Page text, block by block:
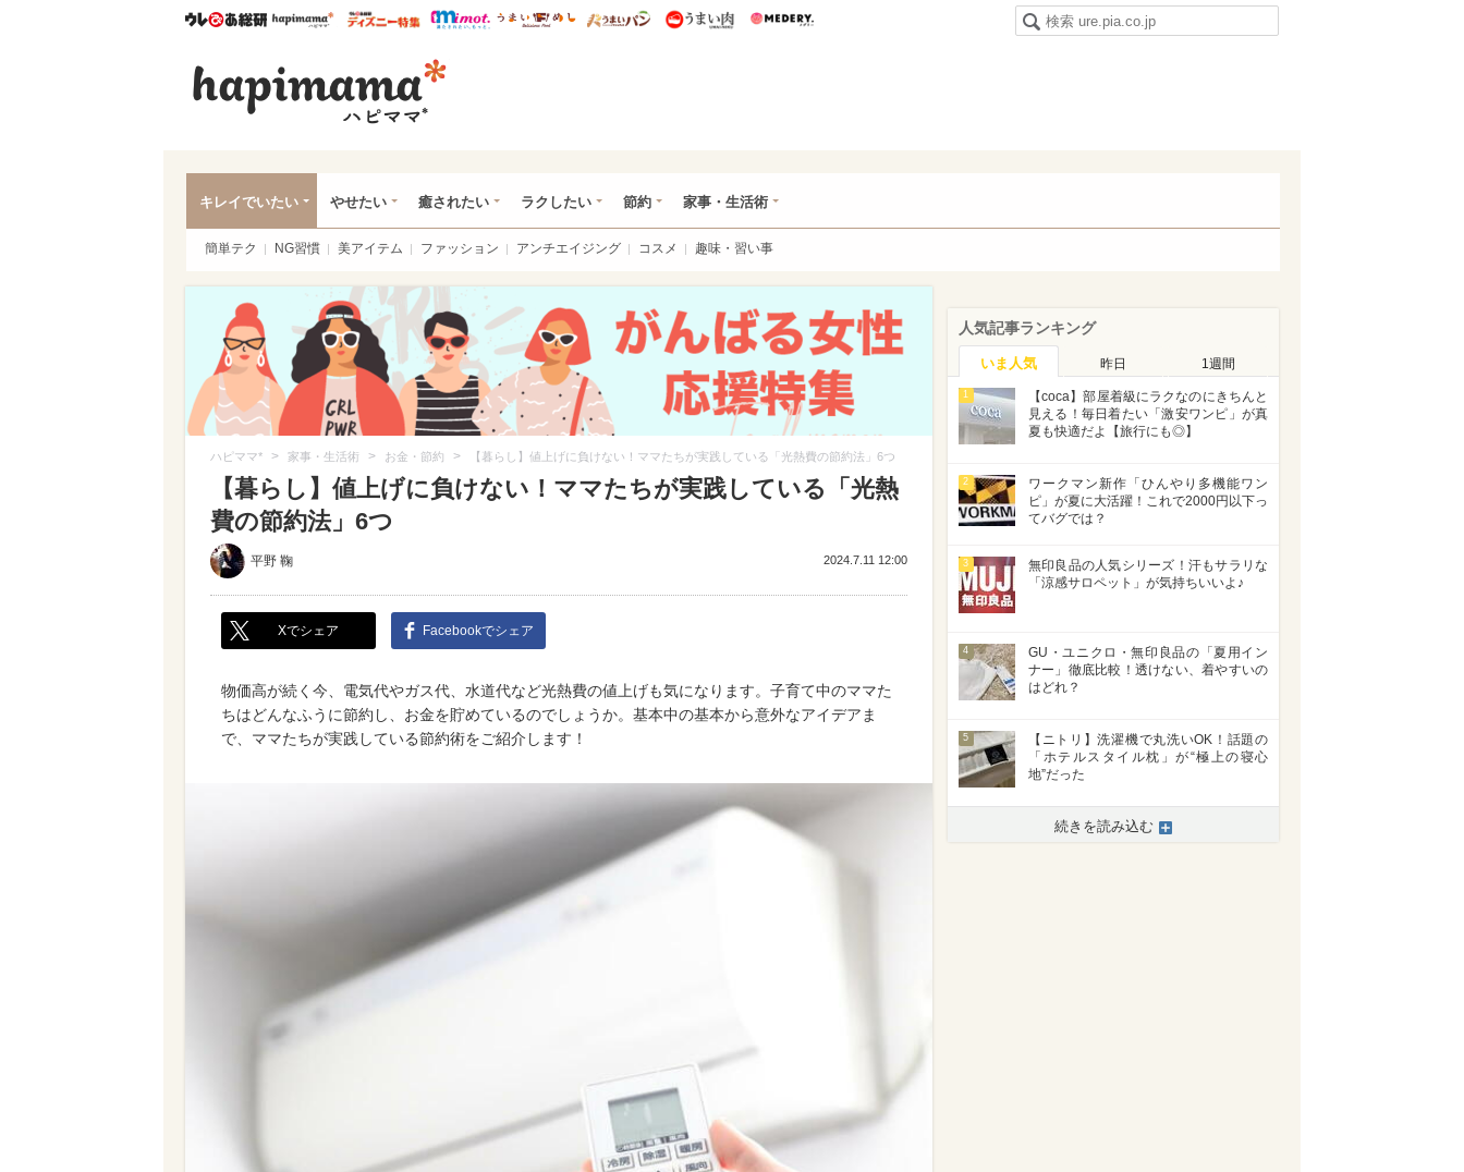
ウレぴあ総研ハピママ* ウレぴあ総研 ディズニー特集
mimot. うまいめし うまいパン うまい肉
キレイでいたい やせたい 癒されたい ラクしたい 節約 家事・生活術
簡単テク NG習慣 美アイテム ファッション アンチエイジング コスメ 趣味・習い事
ハピママ* > 家事・生活術 > お金・節約 > 【暮らし】値上げに負けない！ママたちが実践している「光熱費の節約法」6つ
【暮らし】値上げに負けない！ママたちが実践している「光熱
費の節約法」6つ
平野 鞠 2024.7.11 12:00
Xでシェア Facebookでシェア
物価高が続く今、電気代やガス代、水道代など光熱費の値上げも気になります。子育て中のママた
ちはどんなふうに節約し、お金を貯めているのでしょうか。基本中の基本から意外なアイデアま
で、ママたちが実践している節約術をご紹介します！
人気記事ランキング
いま人気 昨日 1週間
1
【coca】部屋着級にラクなのにきちんと
見える！毎日着たい「激安ワンピ」が真
夏も快適だよ【旅行にも◎】
2
ワークマン新作「ひんやり多機能ワン
ピ」が夏に大活躍！これで2000円以下っ
てバグでは？
3
無印良品の人気シリーズ！汗もサラリな
「涼感サロペット」が気持ちいいよ♪
4
GU・ユニクロ・無印良品の「夏用イン
ナー」徹底比較！透けない、着やすいの
はどれ？
5
【ニトリ】洗濯機で丸洗いOK！話題の
「ホテルスタイル枕」が“極上の寝心
地”だった
続きを読み込む